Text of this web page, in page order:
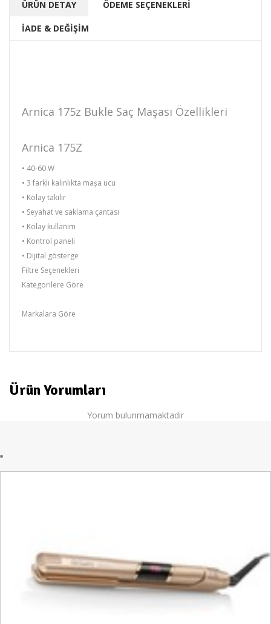
ÜRÜN DETAY ÖDEME SEÇENEKLERİ
İADE & DEĞİŞİM
Arnica 175z Bukle Saç Maşası Özellikleri
Arnica 175Z
• 40-60 W
• 3 farklı kalınlıkta maşa ucu
• Kolay takılır
• Seyahat ve saklama çantası
• Kolay kullanım
• Kontrol paneli
• Dijital gösterge
Filtre Seçenekleri
Kategorilere Göre
Markalara Göre
Ürün Yorumları
Yorum bulunmamaktadır